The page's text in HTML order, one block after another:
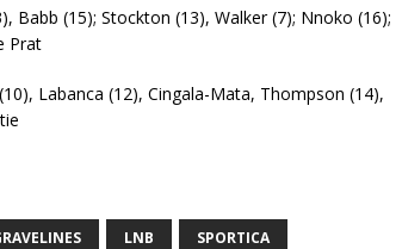
Babb (15); Stockton (13), Walker (7); Nnoko (16);
Prat
Labanca (12), Cingala-Mata, Thompson (14),
LNB SPORTICA